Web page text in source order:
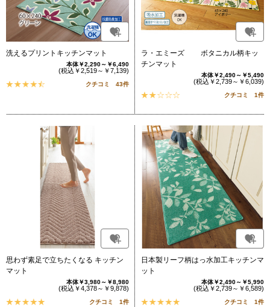
洗えるプリントキッチンマット
本体￥2,290～￥6,490
(税込￥2,519～￥7,139)
クチコミ 43件
ラ・エミーズ ボタニカル柄キッ
チンマット
本体￥2,490～￥5,490
(税込￥2,739～￥6,039)
クチコミ 1件
思わず素足で立ちたくなる キッチン
マット
本体￥3,980～￥8,980
(税込￥4,378～￥9,878)
クチコミ 1件
日本製リーフ柄はっ水加工キッチンマ
ット
本体￥2,490～￥5,990
(税込￥2,739～￥6,589)
クチコミ 1件